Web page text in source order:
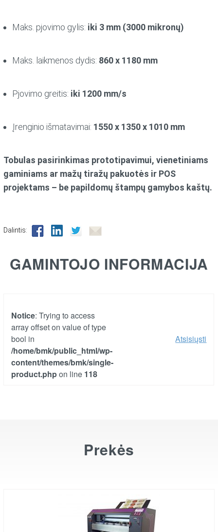
Maks. pjovimo gylis: iki 3 mm (3000 mikronų)
Maks. laikmenos dydis: 860 x 1180 mm
Pjovimo greitis: iki 1200 mm/s
Įrenginio išmatavimai: 1550 x 1350 x 1010 mm
Tobulas pasirinkimas prototipavimui, vienetiniams
gaminiams ar mažų tiražų pakuotės ir POS
projektams – be papildomų štampų gamybos kaštų.
Dalintis:
GAMINTOJO INFORMACIJA
Notice: Trying to access
array offset on value of type
bool in
/home/bmk/public_html/wp-
content/themes/bmk/single-
product.phpon line 118
Atsisiųsti
Prekės